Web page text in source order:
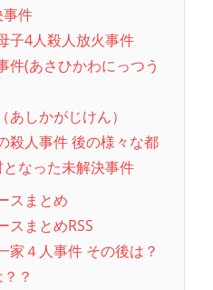
事件
子4人殺人放火事件
件(あさひかわにっつう
あしかがじけん）
殺人事件 後の様々な都
なった未解決事件
スまとめ
スまとめRSS
家４人事件 その後は？
？